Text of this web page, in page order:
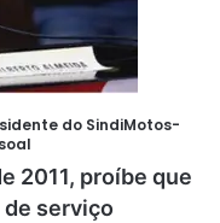
do SindiMotos-
2011, proíbe que
serviço